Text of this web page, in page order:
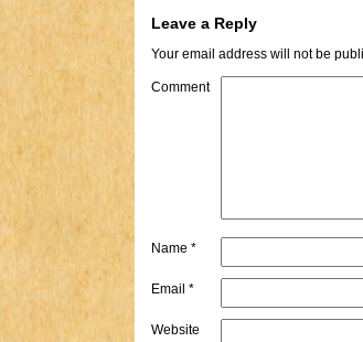
Leave a Reply
Your email address will not be
Comment
Name *
Email *
Website